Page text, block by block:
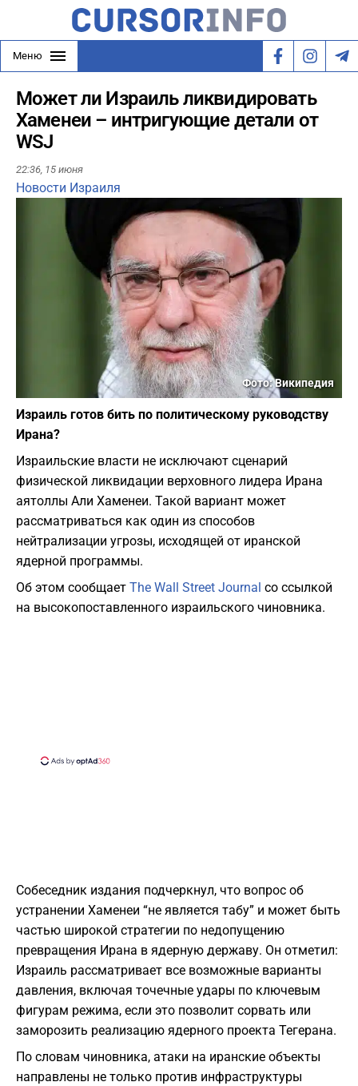
Меню
Может ли Израиль ликвидировать
Хаменеи – интригующие детали от
WSJ
22:36, 15 июня
Новости Израиля
Фото: Википедия
Израиль готов бить по политическому руководству
Ирана?
Израильские власти не исключают сценарий
физической ликвидации верховного лидера Ирана
аятоллы Али Хаменеи. Такой вариант может
рассматриваться как один из способов
нейтрализации угрозы, исходящей от иранской
ядерной программы.
Об этом сообщает The Wall Street Journal со ссылкой
на высокопоставленного израильского чиновника.
Собеседник издания подчеркнул, что вопрос об
устранении Хаменеи “не является табу” и может быть
частью широкой стратегии по недопущению
превращения Ирана в ядерную державу. Он отметил:
Израиль рассматривает все возможные варианты
давления, включая точечные удары по ключевым
фигурам режима, если это позволит сорвать или
заморозить реализацию ядерного проекта Тегерана.
По словам чиновника, атаки на иранские объекты
направлены не только против инфраструктуры